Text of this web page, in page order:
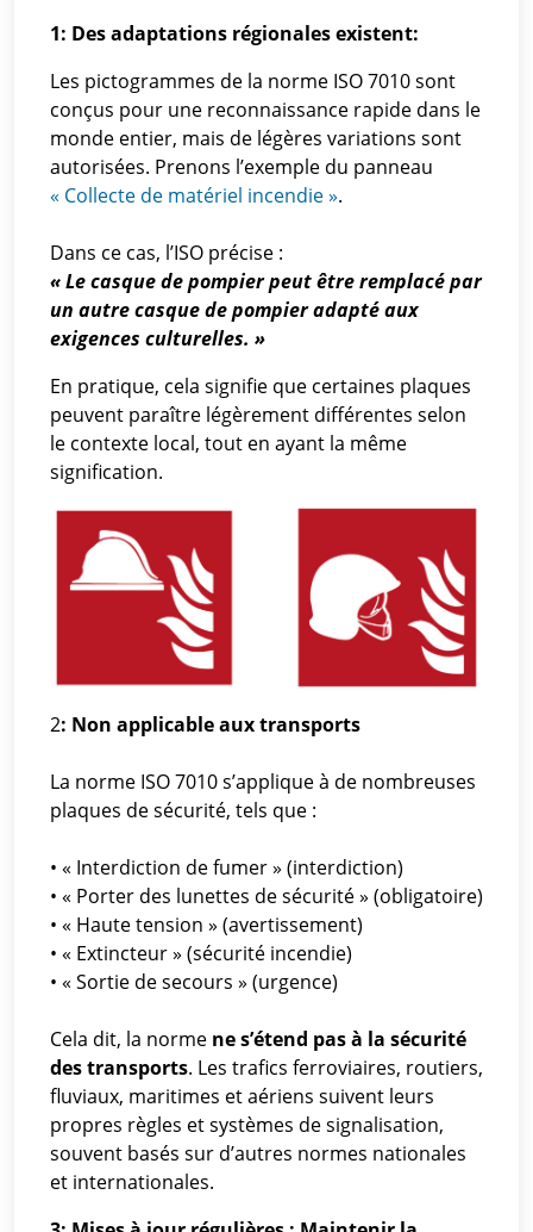
1: Des adaptations régionales existent:
Les pictogrammes de la norme ISO 7010 sont
conçus pour une reconnaissance rapide dans le
monde entier, mais de légères variations sont
autorisées. Prenons l’exemple du panneau
« Collecte de matériel incendie ».
Dans ce cas, l’ISO précise :
« Le casque de pompier peut être remplacé par
un autre casque de pompier adapté aux
exigences culturelles. »
En pratique, cela signifie que certaines plaques
peuvent paraître légèrement différentes selon
le contexte local, tout en ayant la même
signification.
2: Non applicable aux transports
La norme ISO 7010 s’applique à de nombreuses
plaques de sécurité, tels que :
• « Interdiction de fumer » (interdiction)
• « Porter des lunettes de sécurité » (obligatoire)
• « Haute tension » (avertissement)
• « Extincteur » (sécurité incendie)
• « Sortie de secours » (urgence)
Cela dit, la norme ne s’étend pas à la sécurité
des transports. Les trafics ferroviaires, routiers,
fluviaux, maritimes et aériens suivent leurs
propres règles et systèmes de signalisation,
souvent basés sur d’autres normes nationales
et internationales.